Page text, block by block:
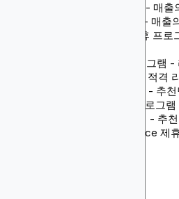
Globelink 제휴 프로그램 - 매
Staysure 제휴 프로그램 - 매출
Insurance Protector 제휴 프
Liberty Mutual 제휴 프로그램
Thimble 제휴 프로그램 - 적격
Embroker 제휴 프로그램 - 추
Simply Business 제휴 프로그
Policybee 제휴 프로그램 - 추
Freedom Health Insurance 제